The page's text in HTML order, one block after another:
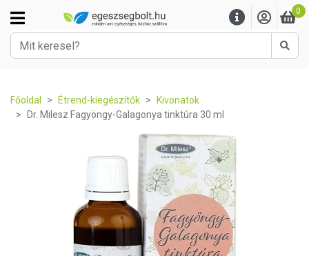
0
Főoldal Étrend-kiegészítők
Kivonatok
Dr. Milesz Fagyöngy-Galagonya tinktúra 30 ml